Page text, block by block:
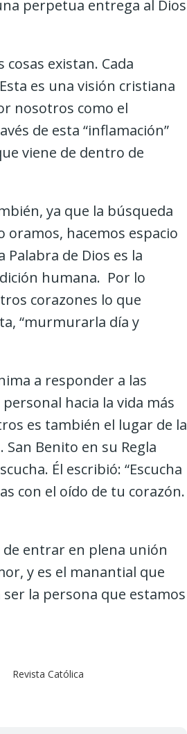
perpetua entrega al Dios
cosas existan. Cada
es una visión cristiana
nosotros como el
de esta “inflamación”
viene de dentro de
ya que la búsqueda
oramos, hacemos espacio
de Dios es la
humana. Por lo
corazones lo que
“murmurarla día y
a responder a las
hacia la vida más
es también el lugar de la
Benito en su Regla
Él escribió: “Escucha
con el oído de tu corazón.
de entrar en plena unión
y es el manantial que
la persona que estamos
Revista Católica